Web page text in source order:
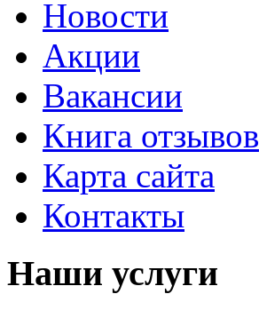
Новости
Акции
Вакансии
Книга отзывов
Карта сайта
Контакты
Наши услуги